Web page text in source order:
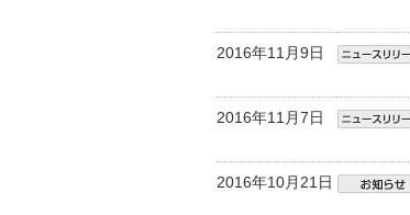
2016年11月9日
2016年11月7日
2016年10月21日